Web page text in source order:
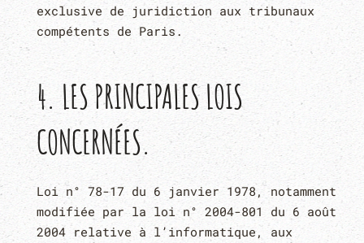
exclusive de juridiction aux tribunaux
compétents de Paris.
4. LES PRINCIPALES LOIS
CONCERNÉES.
Loi n° 78-17 du 6 janvier 1978, notamment
modifiée par la loi n° 2004-801 du 6 août
2004 relative à l’informatique, aux